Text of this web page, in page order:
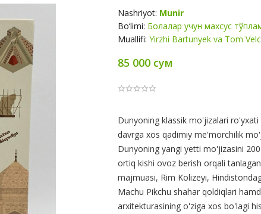
Nashriyot: Munir
Bo‘limi: Болалар учун махсус
Muallifi: Yirzhi Bartunyek va Tom
85 000 сум
Product
Summery
Dunyoning klassik mo'jizalari
davrga xos qadimiy me'morchilik
Dunyoning yangi yetti mo'jizasini
ortiq kishi ovoz berish orqali
majmuasi, Rim Kolizeyi,
Machu Pikchu shahar qoldiqlari
arxitekturasining o'ziga xos bo'lagi